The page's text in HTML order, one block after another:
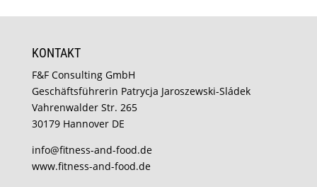
KONTAKT
F&F Consulting GmbH
Geschäftsführerin Patrycja Jaroszewski-Sládek
Vahrenwalder Str. 265
30179 Hannover DE
info@fitness-and-food.de
www.fitness-and-food.de